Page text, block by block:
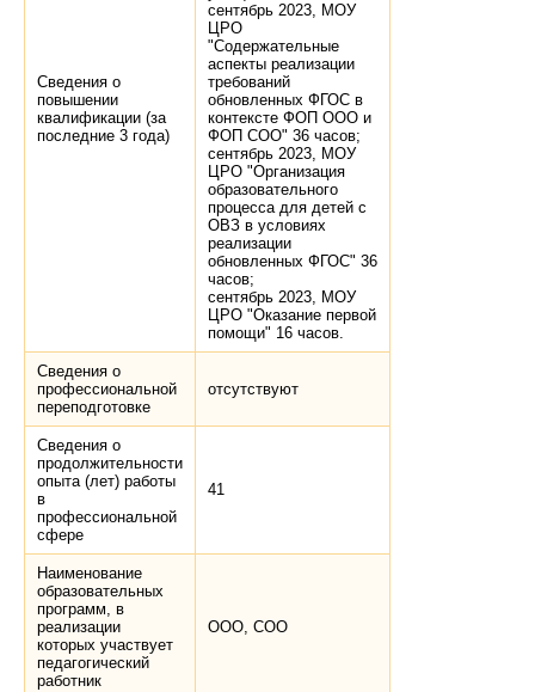
Сведения о
повышении
квалификации (за
последние 3 года)
сентябрь 2023, МОУ
ЦРО
"Содержательные
аспекты реализации
требований
обновленных ФГОС в
контексте ФОП ООО и
ФОП СОО" 36 часов;
сентябрь 2023, МОУ
ЦРО "Организация
образовательного
процесса для детей с
ОВЗ в условиях
реализации
обновленных ФГОС" 36
часов;
сентябрь 2023, МОУ
ЦРО "Оказание первой
помощи" 16 часов.
Сведения о
профессиональной
переподготовке
отсутствуют
Сведения о
продолжительности
опыта (лет) работы
в
профессиональной
сфере
41
Наименование
образовательных
программ, в
реализации
которых участвует
педагогический
работник
ООО, СОО